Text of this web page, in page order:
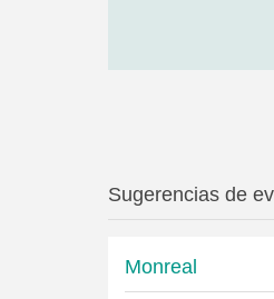
Sugerencias de
Monreal